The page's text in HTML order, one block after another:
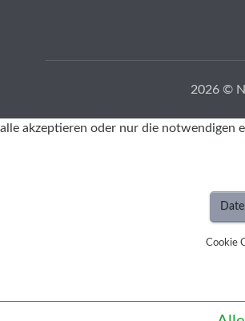
2026 ©
akzeptieren oder nur die notwendigen
Cookie